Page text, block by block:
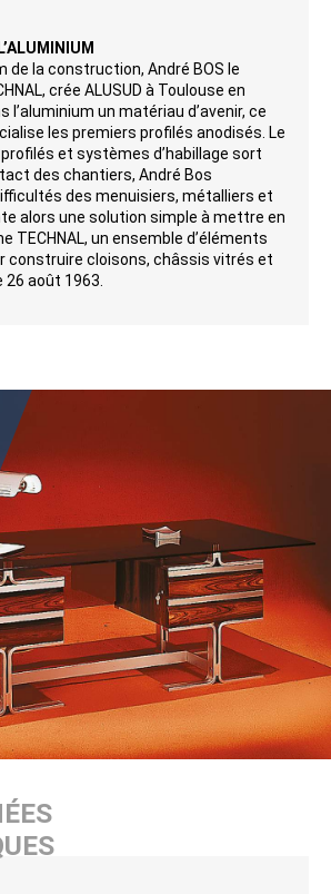
de la construction, André BOS le
crée ALUSUD à Toulouse en
l’aluminium un matériau d’avenir, ce
les premiers profilés anodisés. Le
et systèmes d’habillage sort
des chantiers, André Bos
des menuisiers, métalliers et
alors une solution simple à mettre en
TECHNAL, un ensemble d’éléments
construire cloisons, châssis vitrés et
août 1963.